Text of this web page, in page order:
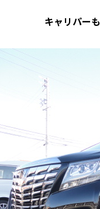
キャリパー